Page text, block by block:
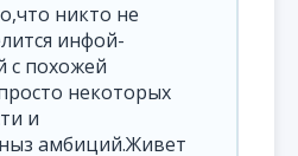
никто не
инфой-
с похожей
некоторых
и
амбиций.Живет